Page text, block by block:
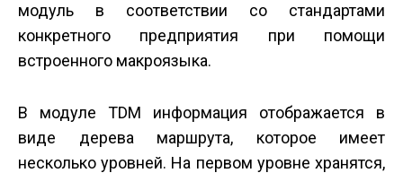
модуль в соответствии со стандартами
конкретного предприятия при помощи
встроенного макроязыка.
В модуле TDM информация отображается в
виде дерева маршрута, которое имеет
несколько уровней. На первом уровне хранятся,